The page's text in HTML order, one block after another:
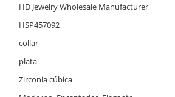
HD Jewelry Wholesale Manufacturer
HSP457092
collar
plata
Zirconia cúbica